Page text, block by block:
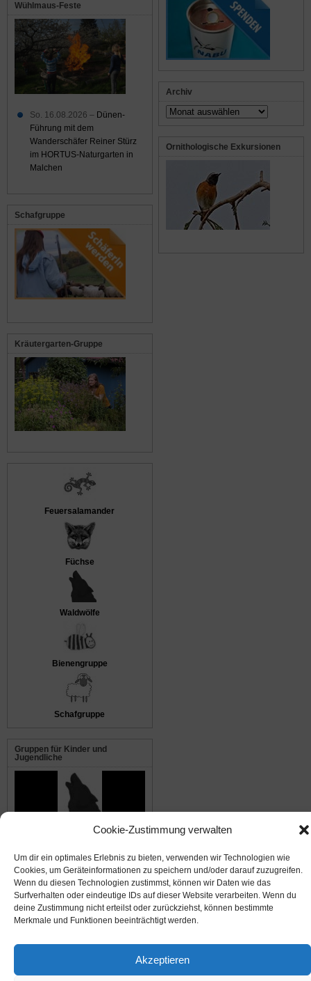
Cookie-Zustimmung verwalten
Um dir ein optimales Erlebnis zu bieten, verwenden wir Technologien wie
Cookies, um Geräteinformationen zu speichern und/oder darauf zuzugreifen.
Wenn du diesen Technologien zustimmst, können wir Daten wie das
Surfverhalten oder eindeutige IDs auf dieser Website verarbeiten. Wenn du
deine Zustimmung nicht erteilst oder zurückziehst, können bestimmte
Merkmale und Funktionen beeinträchtigt werden.
Akzeptieren
Archiv
Archiv
Ornithologische Exkursionen
Wühlmaus-Feste
So. 16.08.2026 – Dünen-
Führung mit dem
Wanderschäfer Reiner Stürz
im HORTUS-Naturgarten in
Malchen
Schafgruppe
Kräutergarten-Gruppe
Feuersalamander
Füchse
Waldwölfe
Bienengruppe
Schafgruppe
Gruppen für Kinder und
Jugendliche
© 2008-2026 NABU Seeheim Impressum Datenschutz Cookie-Richtlinie |
Suffusion theme by Sayontan Sinha